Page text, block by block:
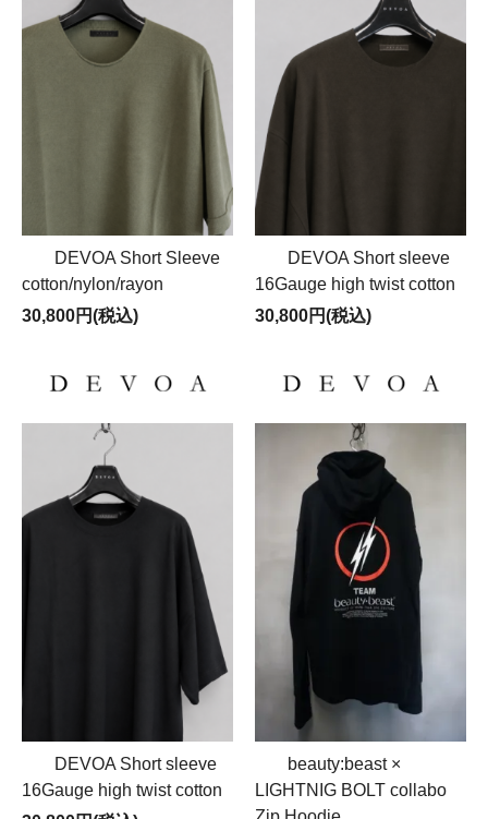
DEVOA Short Sleeve
cotton/nylon/rayon
30,800円(税込)
DEVOA Short sleeve
16Gauge high twist cotton
30,800円(税込)
DEVOA Short sleeve
16Gauge high twist cotton
beauty:beast ×
LIGHTNIG BOLT collabo